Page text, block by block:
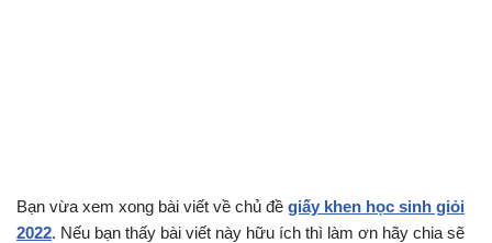
Bạn vừa xem xong bài viết về chủ đề giấy khen học sinh giỏi
2022. Nếu bạn thấy bài viết này hữu ích thì làm ơn hãy chia sẽ